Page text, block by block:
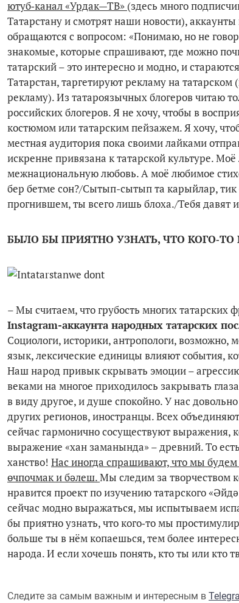
ютуб‑канал «Урдак—ТВ» (здесь много
Татарстану и смотрят наши новости),
обращаются с вопросом: «Понимаю, но не
знакомые, которые спрашивают, где можно
татарский – это интересно и модно, и
Татарстан, таргетируют рекламу на
рекламу). Из татароязычных блогеров читаю
российских блогеров. Я не хочу, чтобы в
костюмом или татарским пейзажем. Я хочу,
местная аудитория пока своими лайками
искренне привязана к татарской культуре.
межнациональную любовь. А моё любимое
бер бетме сон?/Сытып-сытып та карыйлар,
прогнившем, ты всего лишь блоха./Тебя давят
БЫЛО БЫ ПРИЯТНО УЗНАТЬ, ЧТО
– Мы считаем, что грубость многих татарских
Instagram-аккаунта народных татарских
Социологи, историки, антропологи, возможно,
язык, лексические единицы влияют события,
Наш народ привык скрывать эмоции –
веками на многое приходилось закрывать
в виду другое, и душе спокойно. У нас
других регионов, иностранцы. Всех
сейчас гармонично сосуществуют выражения,
выражение «хан заманында» – древний. То
ханство! Нас иногда спрашивают, что мы
өчпочмак и бәлеш.Мы следим за творчеством
нравится проект по изучению татарского
сейчас модно выражаться, мы испытываем
бы приятно узнать, что кого‑то мы
больше ты в нём копаешься, тем более
народа. И если хочешь понять, кто ты или кто
Следите за самым важным и интересным в